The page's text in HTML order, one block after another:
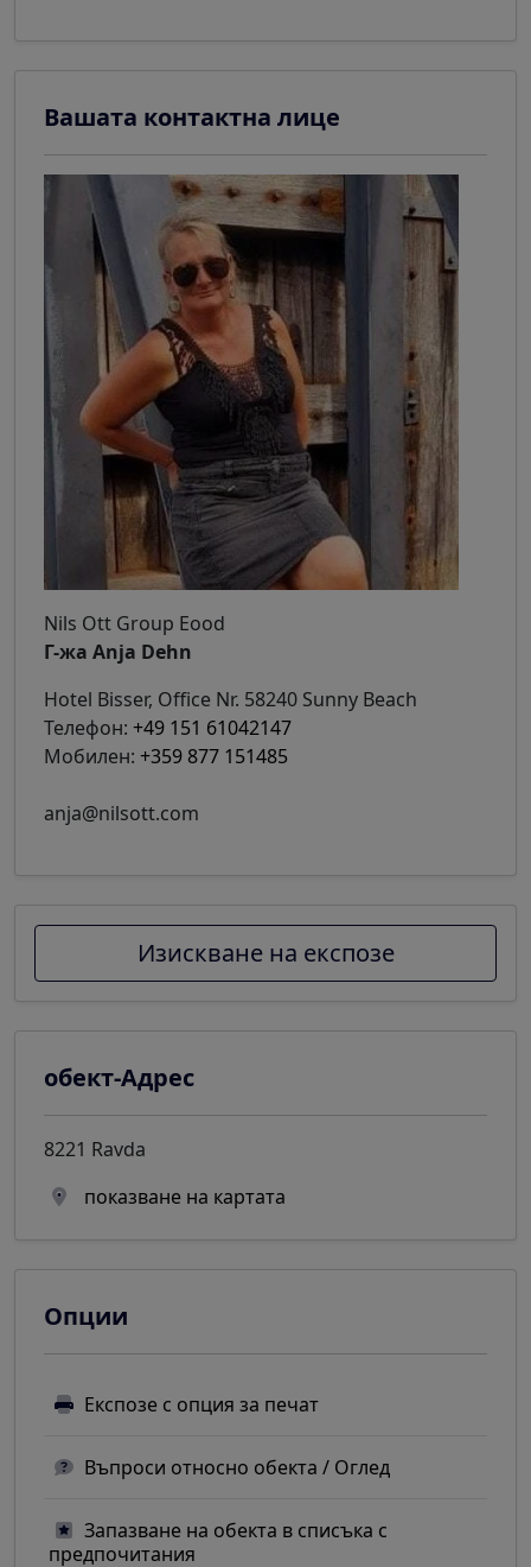
Вашата контактна лице
Nils Ott Group Eood
Г-жа Anja Dehn
Hotel Bisser, Office Nr. 58240 Sunny Beach
Телефон: +49 151 61042147
Мобилен: +359 877 151485
anja@nilsott.com
Изискване на експозе
обект-Адрес
8221 Ravda
показване на картата
Опции
Експозе с опция за печат
Въпроси относно обекта / Оглед
Запазване на обекта в списъка с
предпочитания